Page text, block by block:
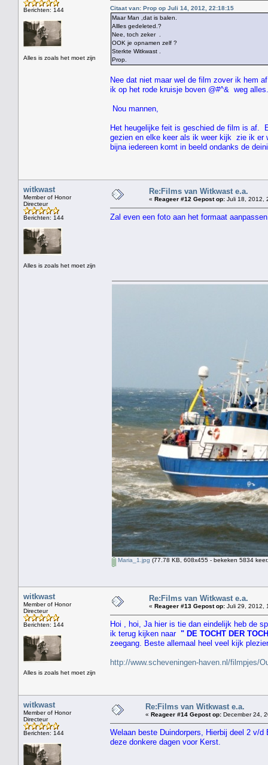
Berichten: 144
Alles is zoals het moet zijn
Citaat van: Prop op Juli 14, 2012, 22:18:15
Maar Man ,dat is balen.
Allles gedeleted.?
Nee, toch zeker .
OOK je opnamen zelf ?
Sterkte Witkwast .
Prop.
Nee dat niet maar wel de film zover ik hem
ik op het rode kruisje boven @#^& weg
Nou mannen,
Het heugelijke feit is geschied de film is af.
gezien en elke keer als ik weer kijk zie ik er
bijna iedereen komt in beeld ondanks de
witkwast
Member of Honor
Directeur
Berichten: 144
Alles is zoals het moet zijn
Re:Films van Witkwast e.a.
« Reageer #12 Gepost op: Juli 18, 2012,
Zal even een foto aan het formaat
Maria_1.jpg (77.78 KB, 608x455 - bekeken 5834
witkwast
Member of Honor
Directeur
Berichten: 144
Alles is zoals het moet zijn
Re:Films van Witkwast e.a.
« Reageer #13 Gepost op: Juli 29, 2012,
Hoi , hoi, Ja hier is tie dan eindelijk heb de
ik terug kijken naar " DE TOCHT DER
zeegang. Beste allemaal heel veel kijk
http://www.scheveningen-haven.nl/filmpjes/
witkwast
Member of Honor
Directeur
Berichten: 144
Re:Films van Witkwast e.a.
« Reageer #14 Gepost op: December 24,
Welaan beste Duindorpers, Hierbij deel 2 v/
deze donkere dagen voor Kerst.